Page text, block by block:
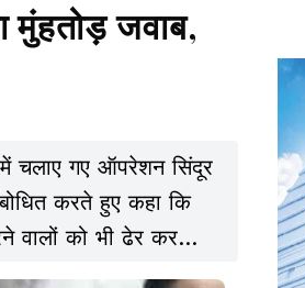
मुंहतोड़ जवाब,
चलाए गए ऑपरेशन सिंदूर
करते हुए कहा कि
वालों को भी ढेर कर
आतंकवाद को बर्दाश्त